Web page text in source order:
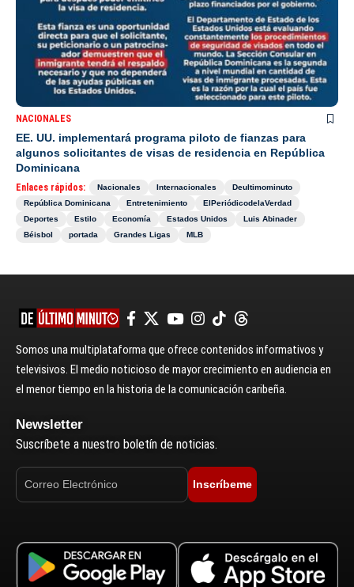
NACIONALES
EE. UU. implementará programa piloto de fianzas para
algunos solicitantes de visas de residencia en República
Dominicana
Enlaces rápidos: Nacionales Internacionales
Deultimominuto
República Dominicana
Entretenimiento
ElPeriódicodelaVerdad
Deportes
Estilo Economía Estados Unidos
Luis Abinader
Béisbol
portada Grandes Ligas MLB
Somos una multiplataforma que ofrece contenidos informativos y
televisivos. El medio noticioso de mayor crecimiento en audiencia en
el menor tiempo en la historia de la comunicación caribeña.
Newsletter
Suscríbete a nuestro boletín de noticias.
Inscríbeme